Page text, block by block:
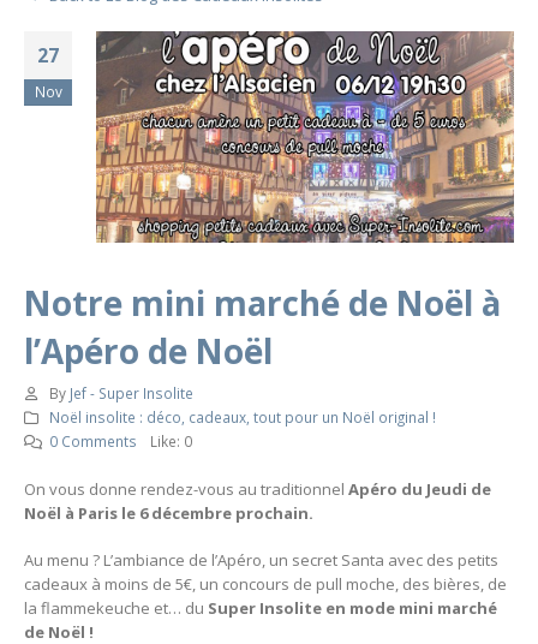
27
Nov
Notre mini marché de Noël à
l’Apéro de Noël
By Jef - Super Insolite
Noël insolite : déco, cadeaux, tout pour un Noël original !
0 Comments
Like: 0
On vous donne rendez-vous au traditionnel Apéro du Jeudi de
Noël à Paris le 6 décembre prochain.
Au menu ? L’ambiance de l’Apéro, un secret Santa avec des petits
cadeaux à moins de 5€, un concours de pull moche, des bières, de
la flammekeuche et… du Super Insolite en mode mini marché
de Noël !